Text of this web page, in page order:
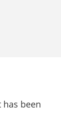
been